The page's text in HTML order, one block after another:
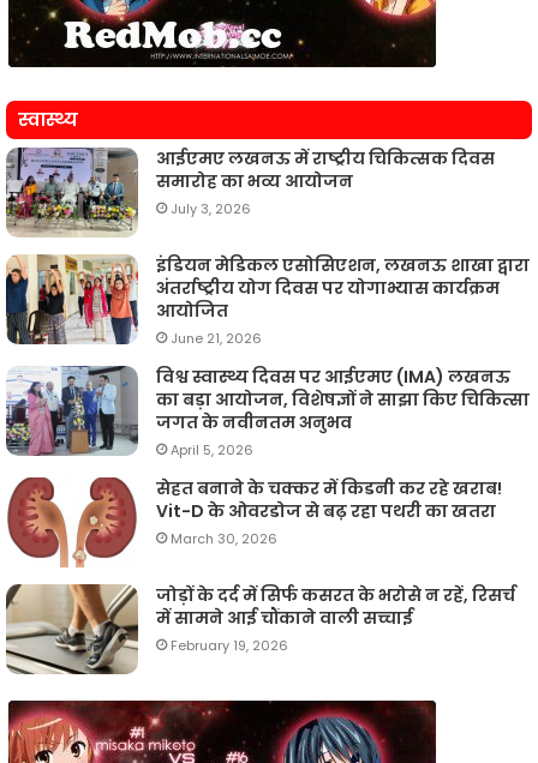
स्वास्थ्य
आईएमए लखनऊ में राष्ट्रीय चिकित्सक दिवस
समारोह का भव्य आयोजन
July 3, 2026
इंडियन मेडिकल एसोसिएशन, लखनऊ शाखा द्वारा
अंतर्राष्ट्रीय योग दिवस पर योगाभ्यास कार्यक्रम
आयोजित
June 21, 2026
विश्व स्वास्थ्य दिवस पर आईएमए (IMA) लखनऊ
का बड़ा आयोजन, विशेषज्ञों ने साझा किए चिकित्सा
जगत के नवीनतम अनुभव
April 5, 2026
सेहत बनाने के चक्कर में किडनी कर रहे खराब!
Vit-D के ओवरडोज से बढ़ रहा पथरी का खतरा
March 30, 2026
जोड़ों के दर्द में सिर्फ कसरत के भरोसे न रहें, रिसर्च
में सामने आई चौंकाने वाली सच्चाई
February 19, 2026